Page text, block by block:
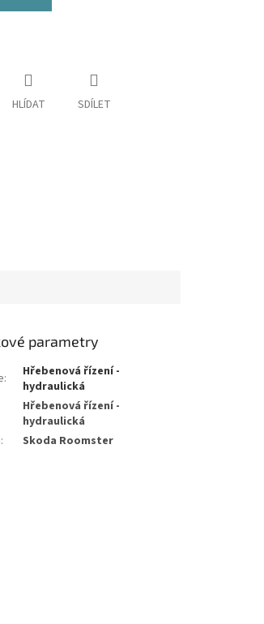
HLÍDAT SDÍLET
parametry
:
Hřebenová řízení -
hydraulická
Hřebenová řízení -
hydraulická
: Skoda Roomster